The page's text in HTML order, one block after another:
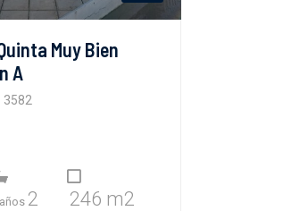
Muy Bien
A
3582
2 246 m2